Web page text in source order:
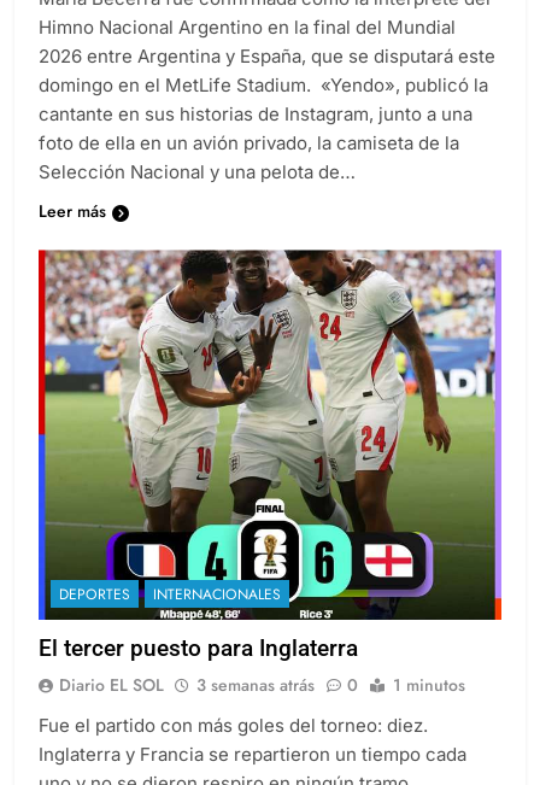
Himno Nacional Argentino en la final del Mundial
2026 entre Argentina y España, que se disputará este
domingo en el MetLife Stadium. «Yendo», publicó la
cantante en sus historias de Instagram, junto a una
foto de ella en un avión privado, la camiseta de la
Selección Nacional y una pelota de…
Leer más
DEPORTES INTERNACIONALES
El tercer puesto para Inglaterra
Diario EL SOL 3 semanas atrás 0 1 minutos
Fue el partido con más goles del torneo: diez.
Inglaterra y Francia se repartieron un tiempo cada